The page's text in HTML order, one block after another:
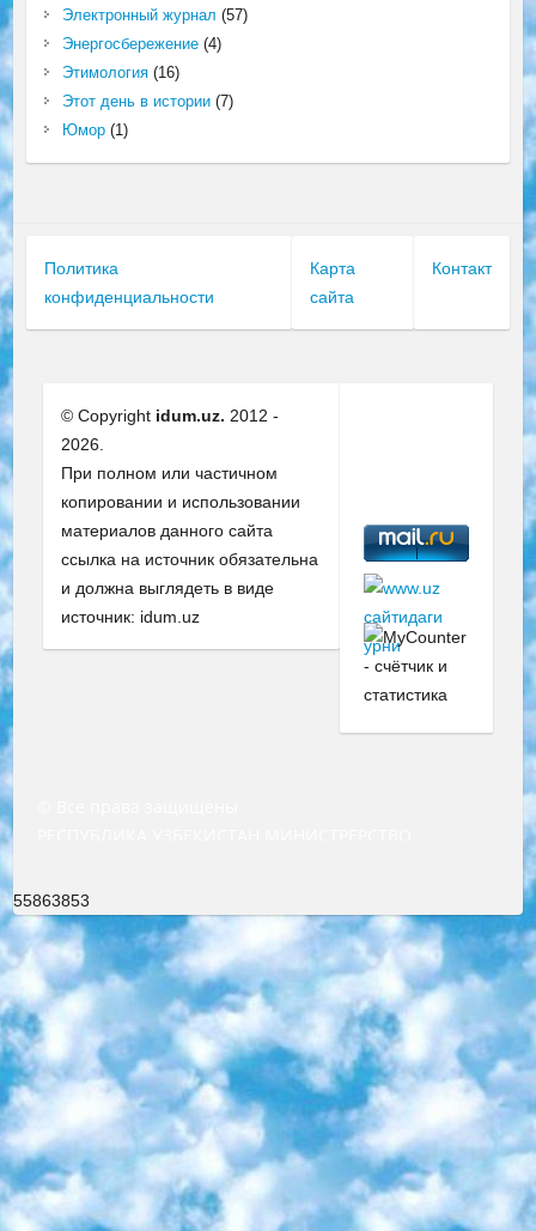
Электронный журнал (57)
Энергосбережение(4)
Этимология(16)
Этот день в истории(7)
Юмор(1)
Политика
конфиденциальности
Карта
сайта
Контакт
© Copyright idum.uz. 2012 -
2026.
При полном или частичном
копировании и использовании
материалов данного сайта
ссылка на источник обязательна
и должна выглядеть в виде
источник: idum.uz
55863853